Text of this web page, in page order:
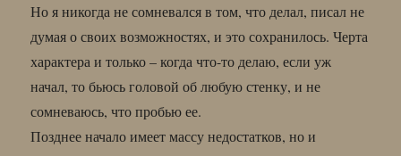
Но я никогда не сомневался в том, что делал, писал не
думая о своих возможностях, и это сохранилось. Черта
характера и только – когда что-то делаю, если уж
начал, то бьюсь головой об любую стенку, и не
сомневаюсь, что пробью ее.
Позднее начало имеет массу недостатков, но и